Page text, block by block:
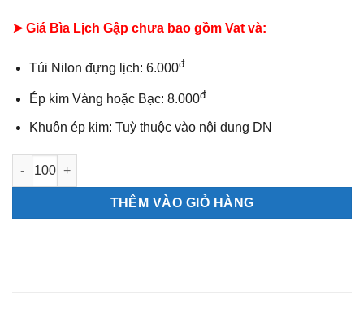
➤ Giá Bìa Lịch Gập chưa bao gồm Vat và:
Túi Nilon đựng lịch: 6.000đ
Ép kim Vàng hoặc Bạc: 8.000đ
Khuôn ép kim: Tuỳ thuộc vào nội dung DN
Bìa lịch gập khung nâu Phát Lộc số lượng
THÊM VÀO GIỎ HÀNG